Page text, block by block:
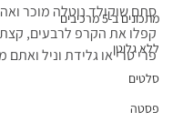
מתכונים ב-5 מרכיבים
ללא גלוטן
סלטים
פסטה
סתם שוקולד נוטלה מוכר
קפלו את הקרפ לרבעים, קצת
פרי טרי או גלידת וניל ואתם